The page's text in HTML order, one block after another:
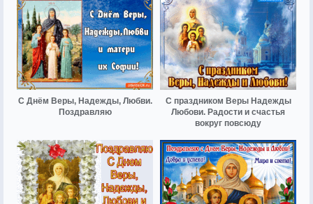
С Днём Веры, Надежды, Любви.
Поздравляю
С праздником Веры Надежды
Любови. Радости и счастья
вокруг повсюду